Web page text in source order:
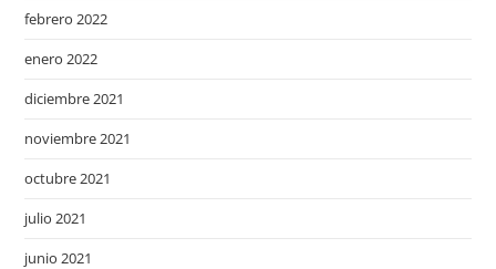
febrero 2022
enero 2022
diciembre 2021
noviembre 2021
octubre 2021
julio 2021
junio 2021